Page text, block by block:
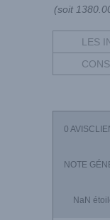
(soit
LES
0
NOTE
NaN